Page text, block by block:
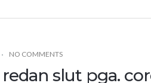
NO COMMENTS
slut pga.